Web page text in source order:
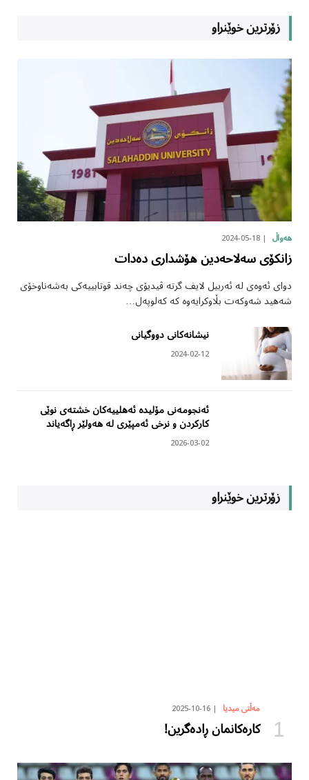
زۆرترین خوێنراو
هەواڵ 2024-05-18
زانکۆی سەلاحەدین هۆشداری دەدات
دوای ئەوەی لە ئەربیل لایف گرتە ڤیدیۆی چەند قوتابییەکی بەشەناوخۆی
شەهید شەوکەت بڵاوکرایەوە کە کەلوپەل…
نیشانەکانی دووگیانی
2024-02-12
ئەنجومەنی مۆلیدە ئەهلییەکان خشتەی نوێی
کارکردن و نرخی ئەمپێری لە هەولێر ڕاگەیاند
2026-03-02
زۆرترین خوێنراو
مەڵتی میدیا 2025-10-16
کارەکانمان ڕادەگرین!